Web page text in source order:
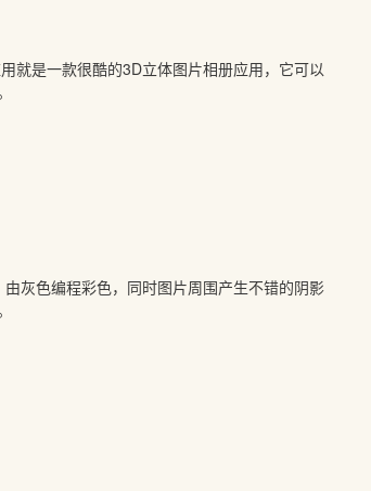
就是一款很酷的3D立体图片相册应用，它可以
灰色编程彩色，同时图片周围产生不错的阴影